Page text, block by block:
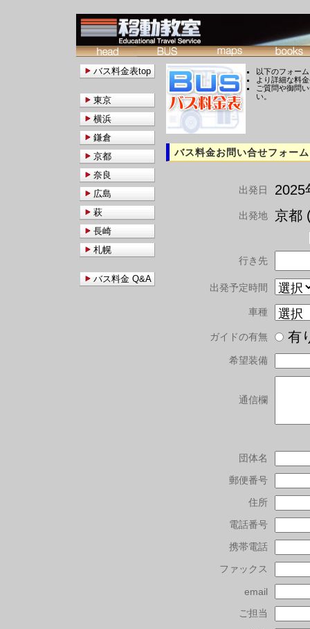
以下のフォー
より詳細な料
ご質問や御問
い。
バス料金お問い合せフォーム
出発日 2025
出発地 京都
行き先
出発予定時間
車種
ガイドの有無
希望装備
通信欄
団体名
郵便番号
住所
電話番号
携帯電話
ファックス
email
ご担当
バス料金表top
東京
横浜
鎌倉
京都
奈良
広島
萩
長崎
札幌
バス料金 Q&A